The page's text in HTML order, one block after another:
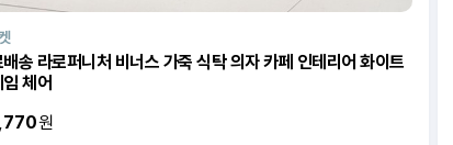
송 라로퍼니처 비너스 가죽 식탁 의자 카페 인테리어 화이트
체어
원